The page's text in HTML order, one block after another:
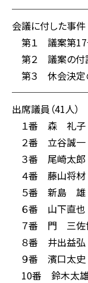
会議に付した事件
第１ 議案第17
第２ 議案の付
第３ 休会決定
出席議員（41人）
１番 森 礼子
２番 立谷誠一
３番 尾崎太郎
４番 藤山将材
５番 新島 雄
６番 山下直也
７番 門 三佐
８番 井出益弘
９番 濱口太史
10番 鈴木太